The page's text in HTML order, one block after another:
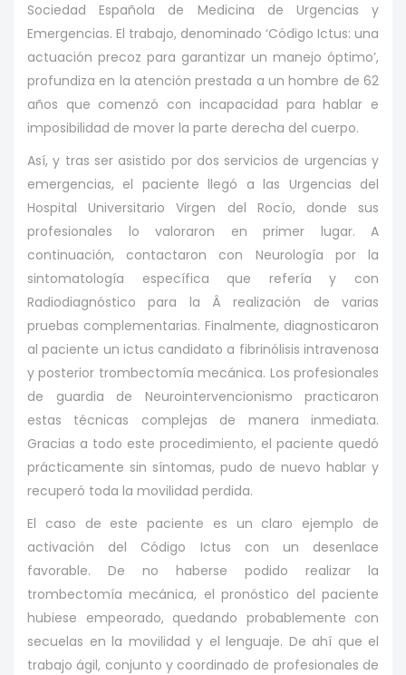
Sociedad Española de Medicina de Urgencias y
Emergencias. El trabajo, denominado ‘Código Ictus: una
actuación precoz para garantizar un manejo óptimo’,
profundiza en la atención prestada a un hombre de 62
años que comenzó con incapacidad para hablar e
imposibilidad de mover la parte derecha del cuerpo.
Así, y tras ser asistido por dos servicios de urgencias y
emergencias, el paciente llegó a las Urgencias del
Hospital Universitario Virgen del Rocío, donde sus
profesionales lo valoraron en primer lugar. A
continuación, contactaron con Neurología por la
sintomatología específica que refería y con
Radiodiagnóstico para la Â realización de varias
pruebas complementarias. Finalmente, diagnosticaron
al paciente un ictus candidato a fibrinólisis intravenosa
y posterior trombectomía mecánica. Los profesionales
de guardia de Neurointervencionismo practicaron
estas técnicas complejas de manera inmediata.
Gracias a todo este procedimiento, el paciente quedó
prácticamente sin síntomas, pudo de nuevo hablar y
recuperó toda la movilidad perdida.
El caso de este paciente es un claro ejemplo de
activación del Código Ictus con un desenlace
favorable. De no haberse podido realizar la
trombectomía mecánica, el pronóstico del paciente
hubiese empeorado, quedando probablemente con
secuelas en la movilidad y el lenguaje. De ahí que el
trabajo ágil, conjunto y coordinado de profesionales de